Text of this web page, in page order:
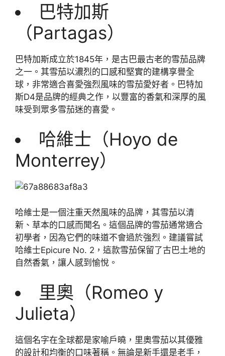
巴特加斯
（Partagas）
巴特加斯成立於1845年，是古巴最古老的雪茄品牌
之一。其雪茄以濃烈的口感和堅實的建構享譽全
球，非常適合喜愛強烈風味的雪茄愛好者。巴特加
斯D4是品牌的經典之作，以豐富的香氣和深厚的風
味受到眾多雪茄迷的喜愛。
哈維士（Hoyo de
Monterrey）
哈維士是一個注重天然風味的品牌，其雪茄以清
新、草本的口感而聞名。這個品牌的雪茄通常適合
初學者，因為它們的味道不會過於強烈。建議嘗試
哈維士Epicure No. 2，這款雪茄保留了古巴土地的
自然香氣，讓人感到愉悅。
里奧（Romeo y
Julieta）
這個名字在全球都是家喻戶曉，里奧雪茄以其優雅
的設計和均衡的口味著稱。無論是新手還是老手，